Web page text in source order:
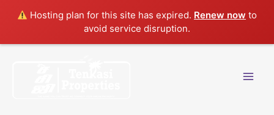
Hosting plan for this site has expired. Renew now to
avoid service disruption.